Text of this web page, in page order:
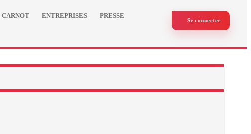
ENTREPRISES
PRESSE
Se connecter